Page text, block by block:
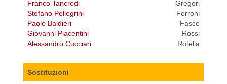
Franco Tancredi
Stefano Pellegrini
Paolo Baldieri
Giovanni Piacentini
Alessandro Cucciari
Gregori
Ferroni
Fasce
Rossi
Rotella
Sostituzioni